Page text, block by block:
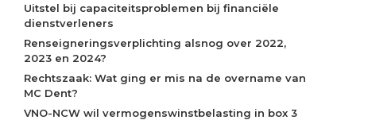
Uitstel bij capaciteitsproblemen bij financiële
dienstverleners
Renseigneringsverplichting alsnog over 2022,
2023 en 2024?
Rechtszaak: Wat ging er mis na de overname van
MC Dent?
VNO-NCW wil vermogenswinstbelasting in box 3